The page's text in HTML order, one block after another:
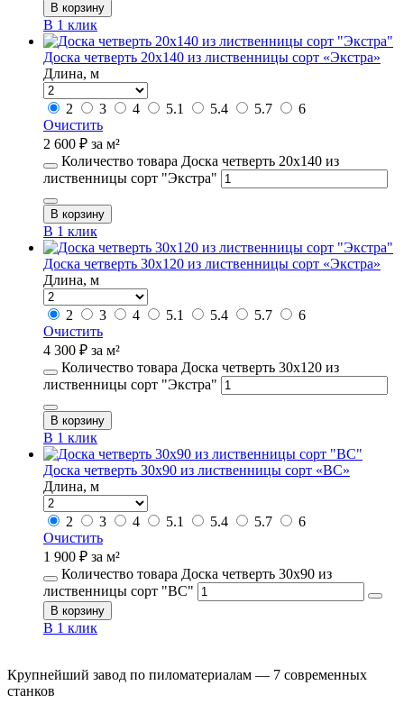
В корзину
В 1 клик
Доска четверть 20х140 из лиственницы сорт «Экстра»
Длина, м
2 3 4 5.1 5.4 5.7
6
Очистить
2 600 ₽ за м²
Количество товара Доска четверть 20х140 из
лиственницы сорт "Экстра"
В корзину
В 1 клик
Доска четверть 30х120 из лиственницы сорт «Экстра»
Длина, м
2 3 4 5.1 5.4 5.7
6
Очистить
4 300 ₽ за м²
Количество товара Доска четверть 30х120 из
лиственницы сорт "Экстра"
В корзину
В 1 клик
Доска четверть 30х90 из лиственницы сорт «ВС»
Длина, м
2 3 4 5.1 5.4 5.7
6
Очистить
1 900 ₽ за м²
Количество товара Доска четверть 30х90 из
лиственницы сорт "ВС"
В корзину
В 1 клик
Крупнейший завод по пиломатериалам — 7 современных
станков